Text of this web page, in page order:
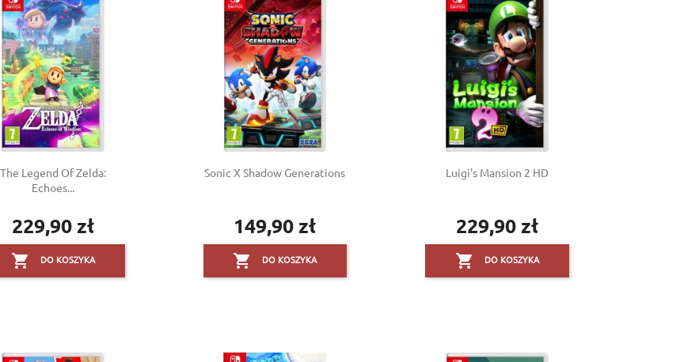
new list
Create wishlist
((cancelText)) ((modalDeleteText))
Cancel Sign in
The Legend Of Zelda:
Echoes...
Cena
229,90 zł
 DO KOSZYKA
Sonic X Shadow Generations
Cena
149,90 zł
 DO KOSZYKA
Luigi's Mansion 2 HD
Cena
229,90 zł
 DO KOSZYKA